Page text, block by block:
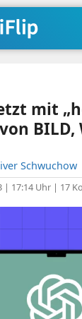
mit
BILD,
Schwuchow
| 17:14 Uhr | 17